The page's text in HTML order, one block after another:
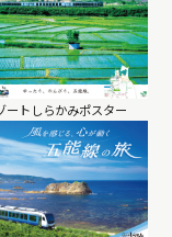
ートしらかみポスター